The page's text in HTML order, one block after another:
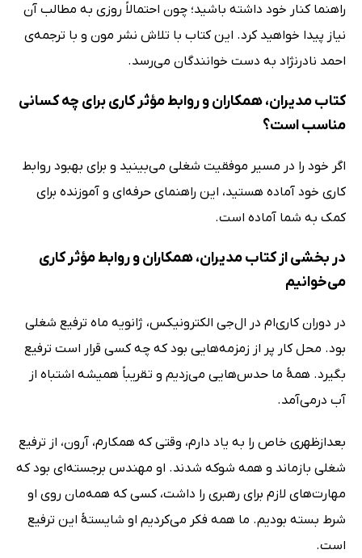
راهنما کنار خود داشته باشید؛ چون احتمالاً روزی به مطالب آن
نیاز پیدا خواهید کرد. این کتاب با تلاش نشر مون و با ترجمه‌ی
احمد نادرنژاد به دست خوانندگان می‌رسد.
کتاب مدیران، همکاران و روابط مؤثر کاری برای چه کسانی
مناسب است؟
اگر خود را در مسیر موفقیت شغلی می‌بینید و برای بهبود روابط
کاری خود آماده هستید، این راهنمای حرفه‌ای و آموزنده برای
کمک به شما آماده است.
در بخشی از کتاب مدیران، همکاران و روابط مؤثر کاری
می‌خوانیم
در دوران کاری‌ام در ال‌جی الکترونیکس، ژانویه ماه ترفیع شغلی
بود. محل کار پر از زمزمه‌هایی بود که چه کسی قرار است ترفیع
بگیرد. همۀ ما حدس‌هایی می‌زدیم و تقریباً همیشه اشتباه از
آب درمی‌آمد.
بعدازظهری خاص را به یاد دارم، وقتی که همکارم، آرون، از ترفیع
شغلی بازماند و همه شوکه شدند. او مهندس برجسته‌ای بود که
مهارت‌های لازم برای رهبری را داشت، کسی که همه‌مان روی او
شرط بسته بودیم. ما همه فکر می‌کردیم او شایستۀ این ترفیع
است.